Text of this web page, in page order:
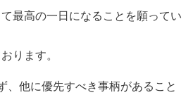
最高の一日になることを願ってい
ります。
、他に優先すべき事柄があること